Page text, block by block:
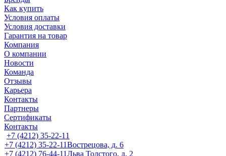
Как купить
Условия оплаты
Условия доставки
Гарантия на товар
Компания
О компании
Новости
Команда
Отзывы
Карьера
Контакты
Партнеры
Сертификаты
Контакты
+7 (4212) 35-22-11
+7 (4212) 35-22-11Вострецова, д. 6
+7 (4212) 76-44-11Льва Толстого, д. 2